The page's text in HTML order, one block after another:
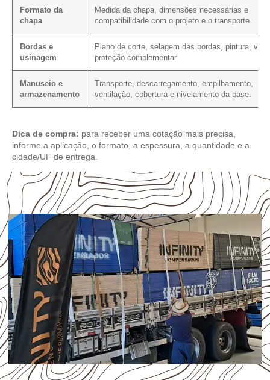
Formato da
chapa
Medida da chapa, dimensões necessárias e
compatibilidade com o projeto e o transporte.
Bordas e
usinagem
Plano de corte, selagem das bordas, pintura,
proteção complementar.
Manuseio e
armazenamento
Transporte, descarregamento, empilhamento,
ventilação, cobertura e nivelamento da base.
Dica de compra: para receber uma cotação mais precisa,
informe a aplicação, o formato, a espessura, a quantidade e a
cidade/UF de entrega.